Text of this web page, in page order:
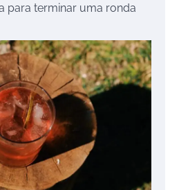
para terminar uma ronda